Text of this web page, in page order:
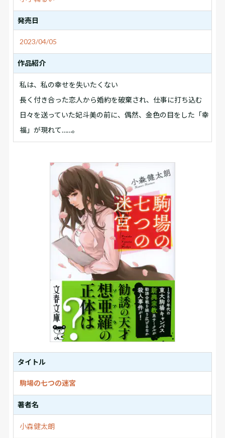
発売日
2023/04/05
作品紹介
私は、私の幸せを失いたくない――
長く付き合った恋人から婚約を破棄され、仕事に打ち込む
日々を送っていた妃斗美の前に、偶然、金色の目をした「幸
福」が現れて……。
タイトル
駒場の七つの迷宮
著者名
小森健太朗